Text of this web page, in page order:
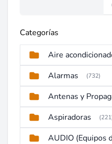
Categorías
Aire
Alarmas (732)
Antenas y
Aspiradoras